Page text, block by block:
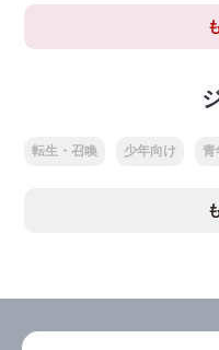
転生・召喚 少年向け 青